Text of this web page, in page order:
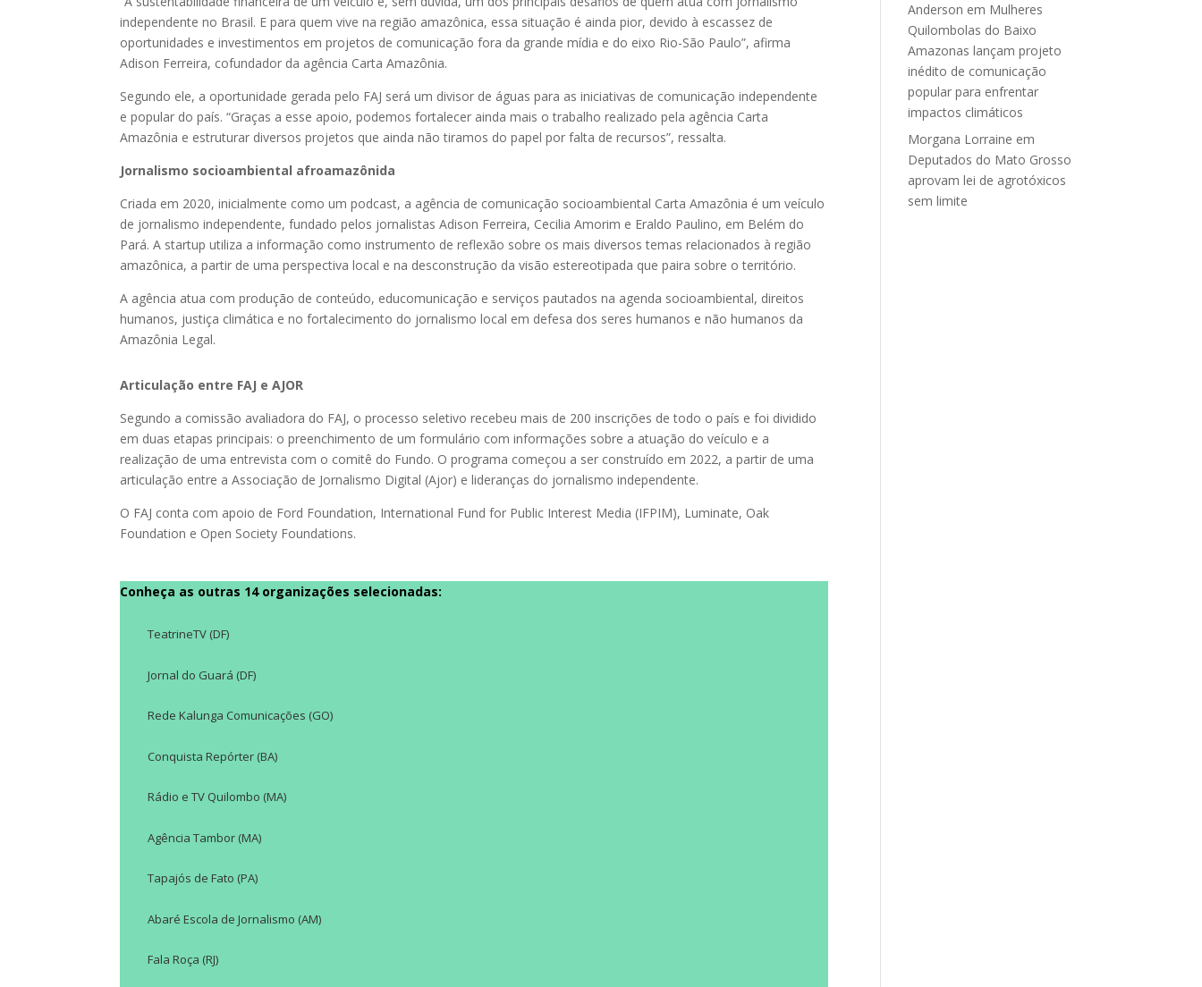
independente no Brasil. E para quem vive na região amazônica, essa situação é ainda pior, devido à escassez de
oportunidades e investimentos em projetos de comunicação fora da grande mídia e do eixo Rio-São Paulo”, afirma
Adison Ferreira, cofundador da agência Carta Amazônia.
Segundo ele, a oportunidade gerada pelo FAJ será um divisor de águas para as iniciativas de comunicação independente
e popular do país. “Graças a esse apoio, podemos fortalecer ainda mais o trabalho realizado pela agência Carta
Amazônia e estruturar diversos projetos que ainda não tiramos do papel por falta de recursos”, ressalta.
Jornalismo socioambiental afroamazônida
Criada em 2020, inicialmente como um podcast, a agência de comunicação socioambiental Carta Amazônia é um veículo
de jornalismo independente, fundado pelos jornalistas Adison Ferreira, Cecilia Amorim e Eraldo Paulino, em Belém do
Pará. A startup utiliza a informação como instrumento de reflexão sobre os mais diversos temas relacionados à região
amazônica, a partir de uma perspectiva local e na desconstrução da visão estereotipada que paira sobre o território.
A agência atua com produção de conteúdo, educomunicação e serviços pautados na agenda socioambiental, direitos
humanos, justiça climática e no fortalecimento do jornalismo local em defesa dos seres humanos e não humanos da
Amazônia Legal.
Articulação entre FAJ e AJOR
Segundo a comissão avaliadora do FAJ, o processo seletivo recebeu mais de 200 inscrições de todo o país e foi dividido
em duas etapas principais: o preenchimento de um formulário com informações sobre a atuação do veículo e a
realização de uma entrevista com o comitê do Fundo. O programa começou a ser construído em 2022, a partir de uma
articulação entre a Associação de Jornalismo Digital (Ajor) e lideranças do jornalismo independente.
O FAJ conta com apoio de Ford Foundation, International Fund for Public Interest Media (IFPIM), Luminate, Oak
Foundation e Open Society Foundations.
Conheça as outras 14 organizações selecionadas:
TeatrineTV (DF)
Jornal do Guará (DF)
Rede Kalunga Comunicações (GO)
Conquista Repórter (BA)
Rádio e TV Quilombo (MA)
Agência Tambor (MA)
Tapajós de Fato (PA)
Abaré Escola de Jornalismo (AM)
Fala Roça (RJ)
Anderson em Mulheres
Quilombolas do Baixo
Amazonas lançam projeto
inédito de comunicação
popular para enfrentar
impactos climáticos
Morgana Lorraine em
Deputados do Mato Grosso
aprovam lei de agrotóxicos
sem limite